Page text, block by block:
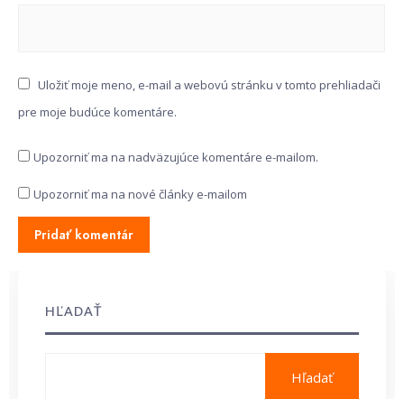
Uložiť moje meno, e-mail a webovú stránku v tomto prehliadači
pre moje budúce komentáre.
Upozorniť ma na nadväzujúce komentáre e-mailom.
Upozorniť ma na nové články e-mailom
HĽADAŤ
Hľadať